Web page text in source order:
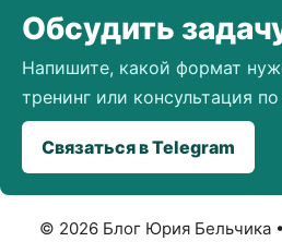
Обсудить
Напишите, какой формат
тренинг или консультация
Связаться в Telegram
© 2026 Блог Юрия Бельчика